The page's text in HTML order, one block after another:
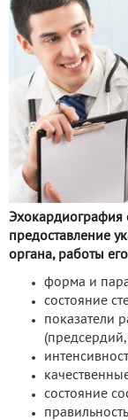
Эхокардиография
предоставление
органа, работы
форма и
состояние
показатели
состояние